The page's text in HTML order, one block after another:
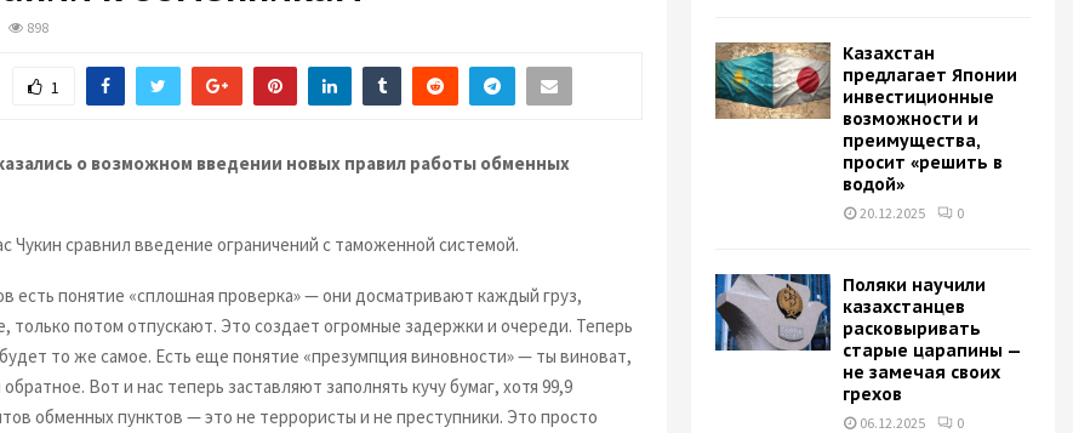
898
1
о возможном введении новых правил работы обменных
Чукин сравнил введение ограничений с таможенной системой.
есть понятие «сплошная проверка» — они досматривают каждый груз,
только потом отпускают. Это создает огромные задержки и очереди. Теперь
то же самое. Есть еще понятие «презумпция виновности» — ты виноват,
Вот и нас теперь заставляют заполнять кучу бумаг, хотя 99,9
обменных пунктов — это не террористы и не преступники. Это просто
Казахстан
предлагает Японии
инвестиционные
возможности и
преимущества,
просит «решить в
водой»
20.12.2025 0
Поляки научили
казахстанцев
расковыривать
старые царапины —
не замечая своих
грехов
06.12.2025 0